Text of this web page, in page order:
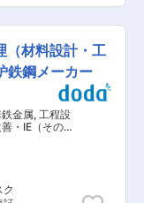
と
品
た
じ
な
造
効
ま
ス
備
）
（材料設計・工
鉄鋼メーカー
金属, 工程設
・IE（その
鋼） 製造プロ
工成型）（金
・解析・測
ク